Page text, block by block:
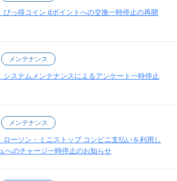
びっ得コイン dポイントへの交換一時停止の再開
メンテナンス
システムメンテナンスによるアンケート一時停止
メンテナンス
ローソン・ミニストップ コンビニ支払いを利用し
へのチャージ一時停止のお知らせ